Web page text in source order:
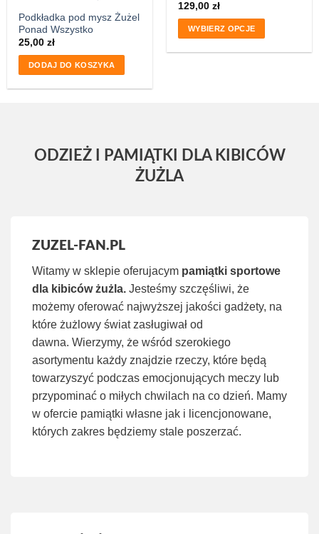
129,00zł
WYBIERZ OPCJE
Podkładka pod mysz Żużel
Ponad Wszystko
25,00zł
DODAJ DO KOSZYKA
ODZIEŻ I PAMIĄTKI DLA KIBICÓW
ŻUŻLA
ZUZEL-FAN.PL
Witamy w sklepie oferujacym pamiątki sportowe
dla kibiców żużla. Jesteśmy szczęśliwi, że
możemy oferować najwyższej jakości gadżety, na
które żużlowy świat zasługiwał od
dawna. Wierzymy, że wśród szerokiego
asortymentu każdy znajdzie rzeczy, które będą
towarzyszyć podczas emocjonujących meczy lub
przypominać o miłych chwilach na co dzień. Mamy
w ofercie pamiątki własne jak i licencjonowane,
których zakres będziemy stale poszerzać.